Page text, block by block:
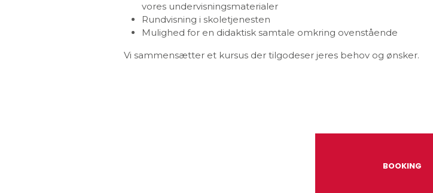
vores undervisningsmaterialer
Rundvisning i skoletjenesten
Mulighed for en didaktisk samtale omkring ovenstående
Vi sammensætter et kursus der tilgodeser jeres behov og ønsker.
BOOKING